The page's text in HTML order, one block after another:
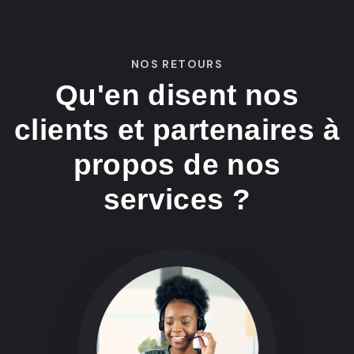
NOS RETOURS
Qu'en disent nos
clients et partenaires à
propos de nos
services ?